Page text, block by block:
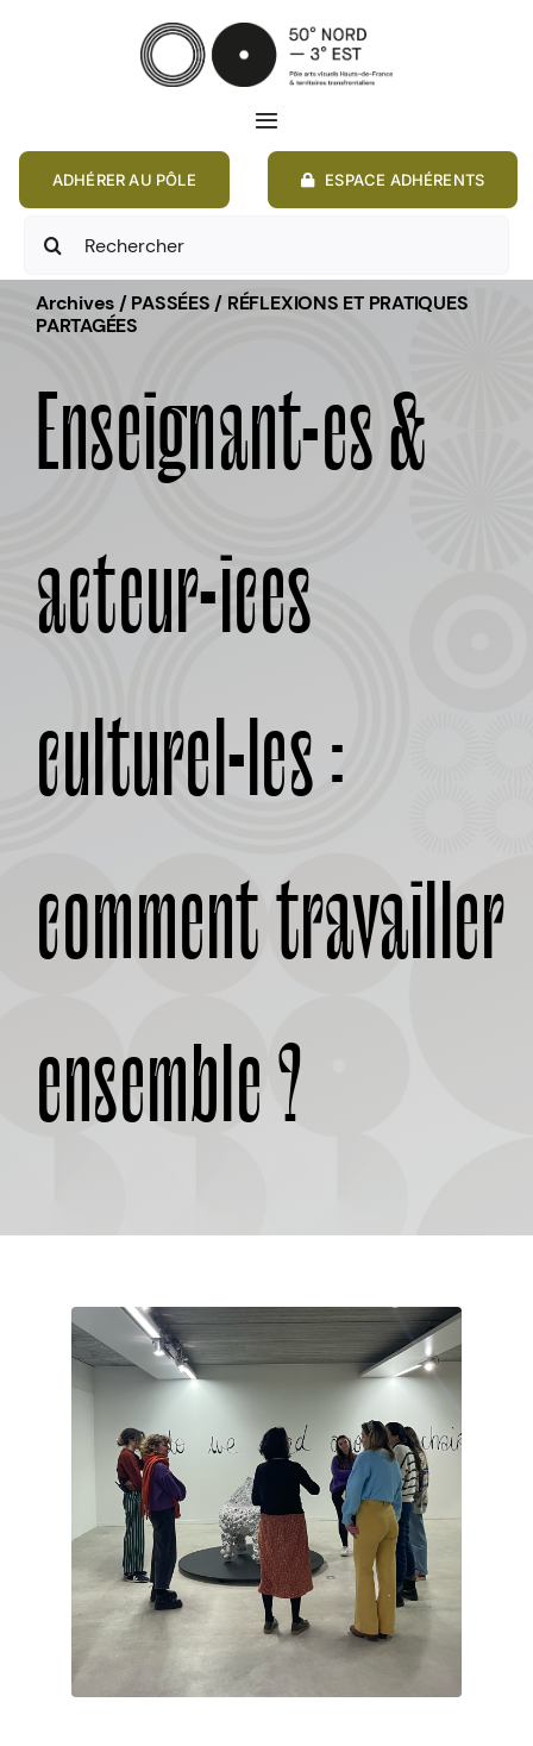
Toggle
Navigation
ANNONCES
À PROPOS
ADHÉRER AU PÔLE ESPACE ADHÉRENTS
Rechercher:
Archives / PASSÉES / RÉFLEXIONS ET PRATIQUES
PARTAGÉES
Enseignant•es &
acteur•ices
culturel•les :
comment travailler
ensemble ?